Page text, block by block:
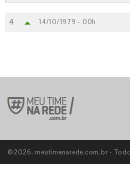
4 14/10/1979 - 00h
©2026. meutimenarede.com.br -